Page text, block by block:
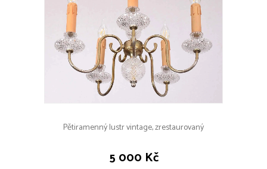
Pětiramenný lustr vintage, zrestaurovaný
5 000 Kč